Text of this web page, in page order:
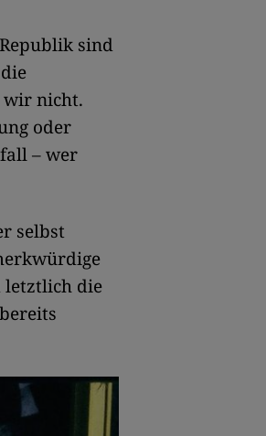
sind
wir nicht.
oder
– wer
selbst
letztlich die